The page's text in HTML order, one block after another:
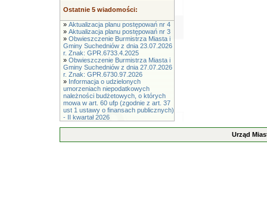
Ostatnie 5 wiadomości:
» Aktualizacja planu postępowań nr 4
» Aktualizacja planu postępowań nr 3
» Obwieszczenie Burmistrza Miasta i
Gminy Suchedniów z dnia 23.07.2026
r. Znak: GPR.6733.4.2025
» Obwieszczenie Burmistrza Miasta i
Gminy Suchedniów z dnia 27.07.2026
r. Znak: GPR.6730.97.2026
» Informacja o udzielonych
umorzeniach niepodatkowych
należności budżetowych, o których
mowa w art. 60 ufp (zgodnie z art. 37
ust 1 ustawy o finansach publicznych)
- II kwartał 2026
Urząd